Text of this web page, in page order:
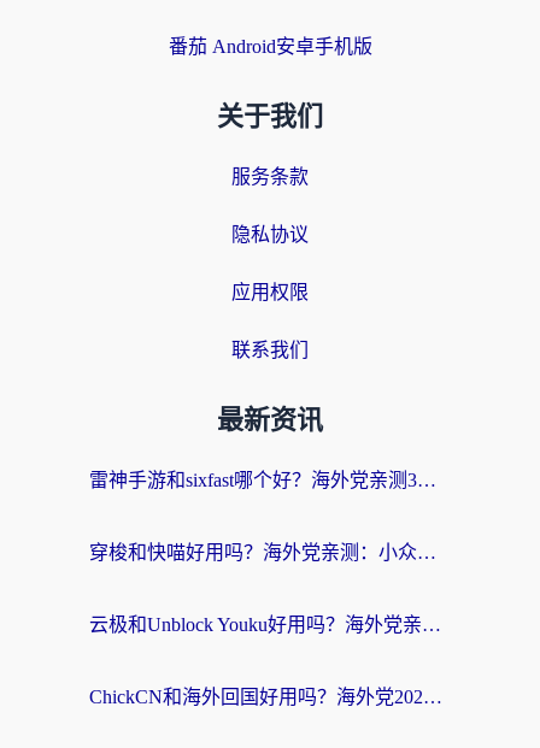
番茄 Android安卓手机版
关于我们
服务条款
隐私协议
应用权限
联系我们
最新资讯
雷神手游和sixfast哪个好？海外党亲测3款回国加速器，教你选对不踩坑
穿梭和快喵好用吗？海外党亲测：小众加速器对比+番茄加速器深度体验
云极和Unblock Youku好用吗？海外党亲测+2026回国加速器避坑指南
ChickCN和海外回国好用吗？海外党2026亲测：从手游到影音，选对加速器的3个关键